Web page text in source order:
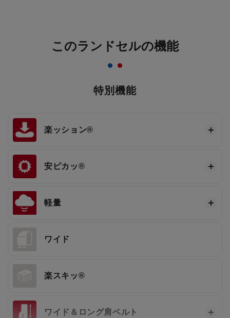
このランドセルの機能
特別機能
楽ッション®
安ピカッ®
軽量
ワイド
楽スキッ®
ワイド＆ロング肩ベルト